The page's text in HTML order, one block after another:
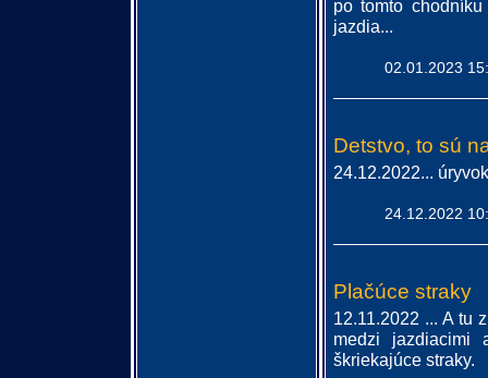
po tomto
jazdia...
02.01.2023
Detstvo, to sú
24.12.2022...
24.12.2022
Plačúce straky
12.11.2022 ... A tu
medzi jazdiacimi
škriekajúce straky.